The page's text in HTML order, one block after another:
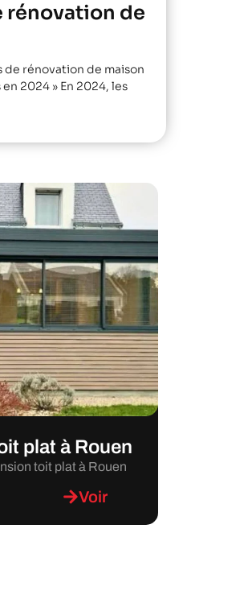
rénovation de
de rénovation de maison
2024 » En 2024, les
plat à Rouen
toit plat à Rouen
Voir